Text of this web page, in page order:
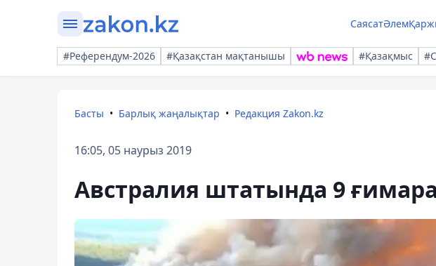
СаясатӘлем
#Референдум-2026 #Қазақстан мақтанышы #Қазақмыс
Басты Барлық жаңалықтар Редакция Zakon.kz
16:05, 05 наурыз 2019
Австралия штатында 9